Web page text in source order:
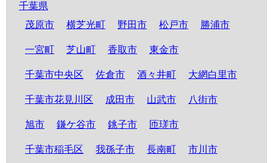
千葉県
茂原市
横芝光町 野田市 松戸市 勝浦市
一宮町 芝山町 香取市 東金市
千葉市中央区 佐倉市 酒々井町 大網白里市
千葉市花見川区 成田市 山武市 八街市
旭市 鎌ケ谷市 銚子市 匝瑳市
千葉市稲毛区 我孫子市 長南町 市川市